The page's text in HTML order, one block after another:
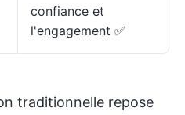
confiance et
l'engagement ✅
traditionnelle repose